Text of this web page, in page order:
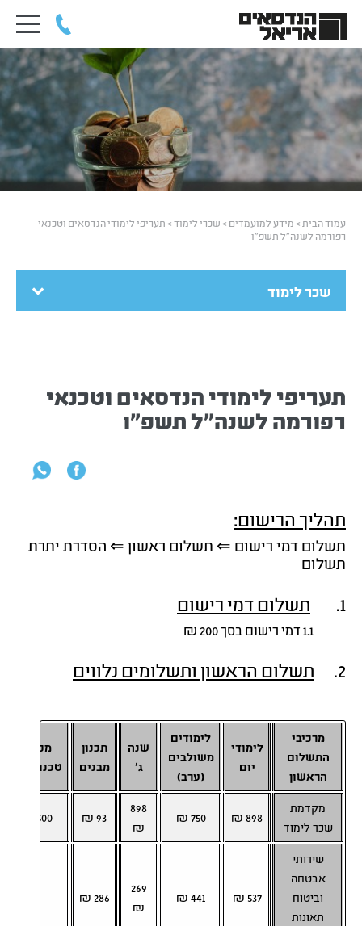
עמוד הבית >מידע למועמדים >שכרי לימוד>תעריפי לימודי הנדסאים וטכנאי
רפורמה לשנה"ל תשפ"ו
שכר לימוד
תעריפי לימודי הנדסאים וטכנאי
רפורמה לשנה"ל תשפ"ו
תהליך הרישום:
תשלום דמי רישום ⇐ תשלום ראשון ⇐ הסדרת יתרת
תשלום
1. תשלום דמי רישום
1.1 דמי רישום בסך 200 ₪
2. תשלום הראשון ותשלומים נלווים
מרכיבי
התשלום
הראשון
לימודי
יום
לימודים
משולבים
(ערב)
שנה
ג'
תכנון
מבנים
מכינה
טכנולוגית
מקדמת
שכר לימוד
898 ₪
750 ₪
898
₪
93 ₪
500 ₪
שירותי
אבטחה
וביטוח
תאונות
537 ₪
441 ₪
269
₪
286 ₪